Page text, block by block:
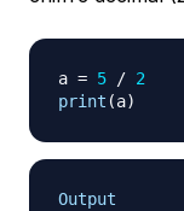
a = 5 / 2
print (a)
Output